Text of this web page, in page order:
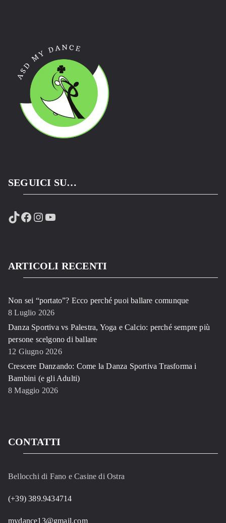
SEGUICI SU…
TikTok
Facebook
Instagram
YouTube
ARTICOLI RECENTI
Non sei “portato”? Ecco perché puoi ballare comunque
8 Luglio 2026
Danza Sportiva vs Palestra, Yoga e Calcio: perché sempre più
persone scelgono di ballare
12 Giugno 2026
Crescere Danzando: Come la Danza Sportiva Trasforma i
Bambini (e gli Adulti)
8 Maggio 2026
CONTATTI
Bellocchi di Fano e Casine di Ostra
(+39) 389.9434714
mydance13@gmail.com